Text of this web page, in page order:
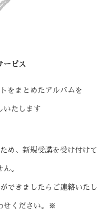
ービス
をまとめたアルバムを
いたします
め、新規受講を受け付けて
。
できましたらご連絡いたし
せください。※